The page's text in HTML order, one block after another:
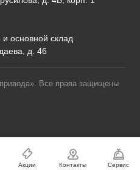
основной склад
д. 46
Все права защищены
Акции Контакты Сервис